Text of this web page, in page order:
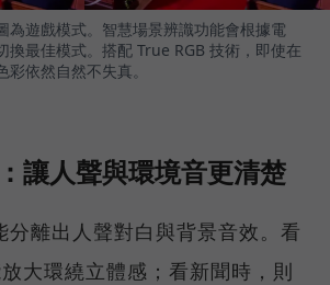
為遊戲模式。智慧場景辨識功能會根據電
換最佳模式。搭配 True RGB 技術，即使在
依然自然不失真。
讓人聲與環境音更清楚
離出人聲對白與背景音效。看
大環繞立體感；看新聞時，則